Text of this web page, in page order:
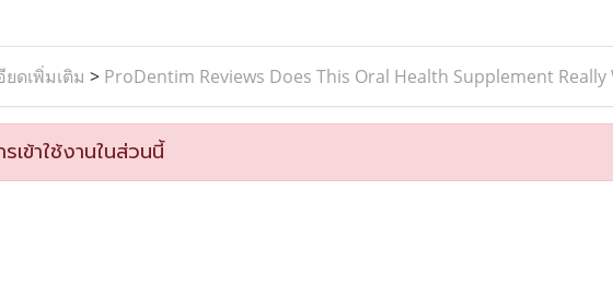
ดเพิ่มเติม > ProDentim Reviews Does This Oral Health Supplement Really
ข้าใช้งานในส่วนนี้